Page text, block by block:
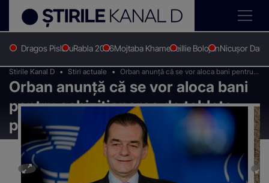
Dragos PislaruRabla 2026Mojtaba KhameneiIlie BolojanNicușor Dan
Stirile Kanal D Stiri actuale
Orban anunţă că se vor aloca bani pentru
achiziţionarea de tablete pentru elevi
Orban anunţă că se vor aloca bani
pentru achiziţionarea de tablete
pentru elevi